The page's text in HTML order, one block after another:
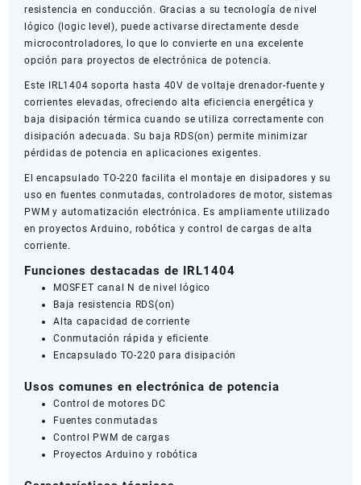
cantidad
resistencia en conducción. Gracias a su tecnología de nivel
lógico (logic level), puede activarse directamente desde
microcontroladores, lo que lo convierte en una excelente
opción para proyectos de electrónica de potencia.
Este IRL1404 soporta hasta 40V de voltaje drenador-fuente y
corrientes elevadas, ofreciendo alta eficiencia energética y
baja disipación térmica cuando se utiliza correctamente con
disipación adecuada. Su baja RDS(on) permite minimizar
pérdidas de potencia en aplicaciones exigentes.
El encapsulado TO-220 facilita el montaje en disipadores y su
uso en fuentes conmutadas, controladores de motor, sistemas
PWM y automatización electrónica. Es ampliamente utilizado
en proyectos Arduino, robótica y control de cargas de alta
corriente.
Funciones destacadas de IRL1404
MOSFET canal N de nivel lógico
Baja resistencia RDS(on)
Alta capacidad de corriente
Conmutación rápida y eficiente
Encapsulado TO-220 para disipación
Usos comunes en electrónica de potencia
Control de motores DC
Fuentes conmutadas
Control PWM de cargas
Proyectos Arduino y robótica